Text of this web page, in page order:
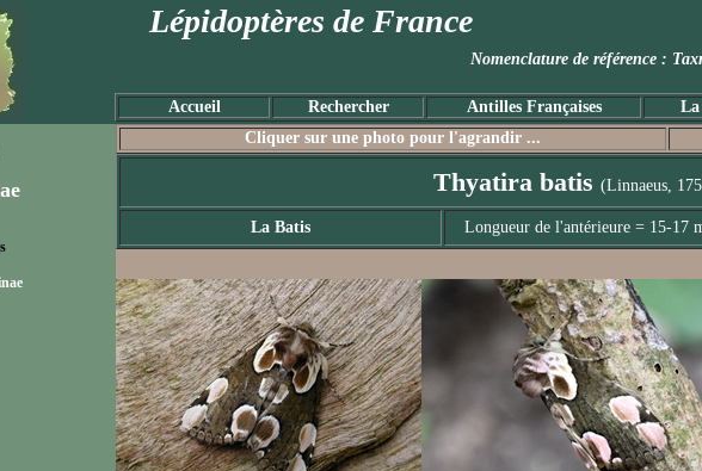
Lépidoptères de France
Nomenclature de référence
Accueil Rechercher Antilles Françaises La
Cliquer sur une photo pour l'agrandir ...
Thyatira batis (Linnaeus,
La Batis Longueur de l'antérieure = 15-17